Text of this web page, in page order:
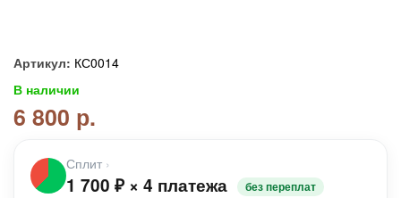
Артикул: КС0014
В наличии
6 800 р.
Сплит ›
1 700 ₽ × 4 платежа без переплат